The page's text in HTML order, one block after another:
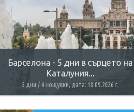
Барселона - 5 дни в сърцето на
Каталуния...
5 дни / 4 нощувки, дата: 18.09.2026 г.